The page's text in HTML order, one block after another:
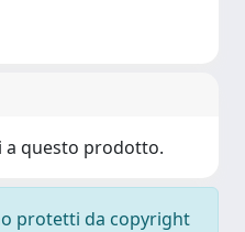
a questo prodotto.
protetti da copyright